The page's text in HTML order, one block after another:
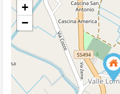
+
−